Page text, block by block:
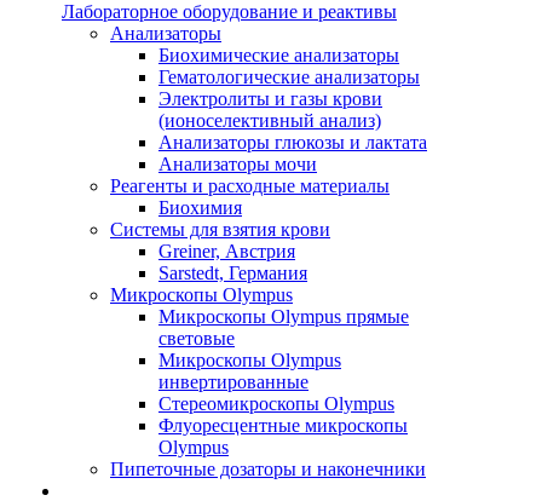
Лабораторное оборудование и реактивы
Анализаторы
Биохимические анализаторы
Гематологические анализаторы
Электролиты и газы крови
(ионоселективный анализ)
Анализаторы глюкозы и лактата
Анализаторы мочи
Реагенты и расходные материалы
Биохимия
Системы для взятия крови
Greiner, Австрия
Sarstedt, Германия
Микроскопы Olympus
Микроскопы Olympus прямые
световые
Микроскопы Olympus
инвертированные
Стереомикроскопы Olympus
Флуоресцентные микроскопы
Olympus
Пипеточные дозаторы и наконечники